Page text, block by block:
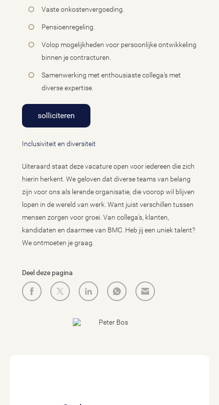
Vaste onkostenvergoeding.
Pensioenregeling.
Volop mogelijkheden voor persoonlijke ontwikkeling
binnen je contracturen.
Samenwerking met enthousiaste collega's met
diverse expertise.
solliciteren
Inclusiviteit en diversiteit
Uiteraard staat deze vacature open voor iedereen die zich
hierin herkent. We geloven dat diverse teams van belang
zijn voor ons als lerende organisatie, die voorop wil blijven
lopen in de wereld van werk. Want juist verschillen tussen
mensen zorgen voor groei. Van collega's, klanten,
kandidaten en daarmee van BMC. Heb jij een uniek talent?
We ontmoeten je graag.
Deel deze pagina